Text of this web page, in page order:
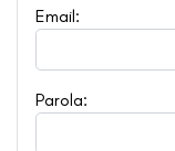
Email:
Parola: